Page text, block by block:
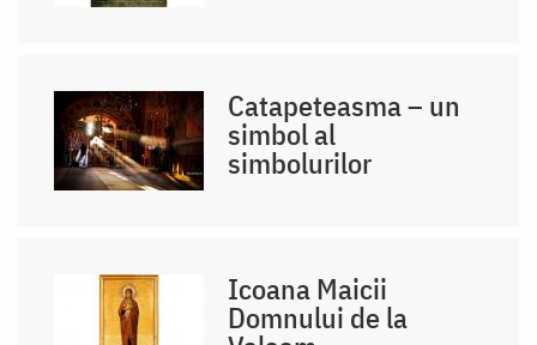
Catapeteasma – un
simbol al
simbolurilor
Icoana Maicii
Domnului de la